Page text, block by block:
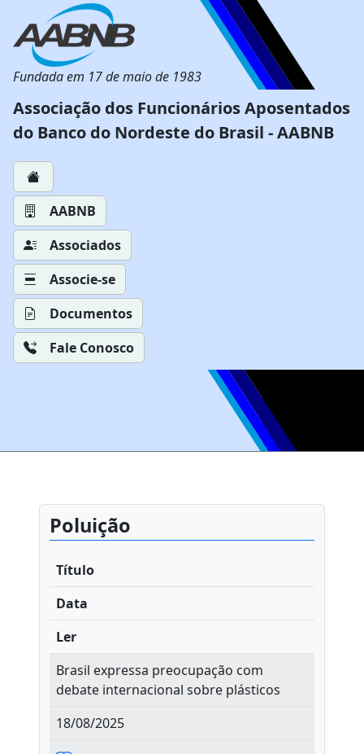
Fundada em 17 de maio de 1983
Associação dos Funcionários Aposentados
do Banco do Nordeste do Brasil - AABNB
AABNB
Associados
Associe-se
Documentos
Fale Conosco
Poluição
Título
Data
Ler
Brasil expressa preocupação com
debate internacional sobre plásticos
18/08/2025